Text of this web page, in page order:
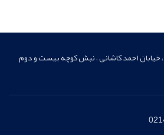
خیابان احمد کاشانی ، نبش کوچه بیست و دوم